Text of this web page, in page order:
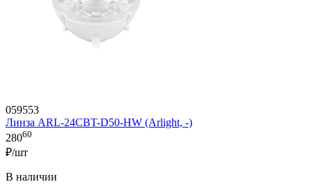
059553
Линза ARL-24CBT-D50-HW (Arlight, -)
28060
₽/шт
В наличии